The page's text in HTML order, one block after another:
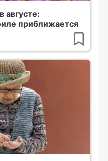
августе:
приближается